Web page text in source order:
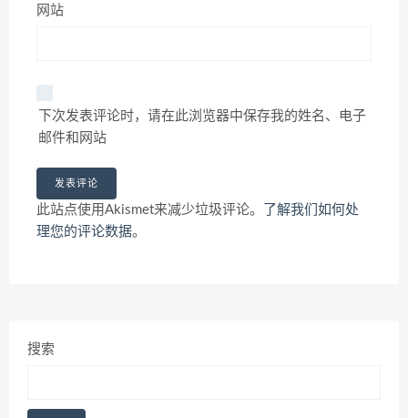
网站
下次发表评论时，请在此浏览器中保存我的姓名、电子
邮件和网站
此站点使用Akismet来减少垃圾评论。
了解我们如何处
理您的评论数据。
搜索